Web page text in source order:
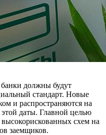
банки должны будут
стандарт. Новые
и распространяются на
даты. Главной целью
схем на
заемщиков.